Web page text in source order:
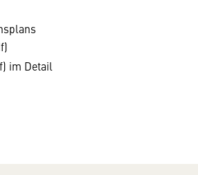
im Detail